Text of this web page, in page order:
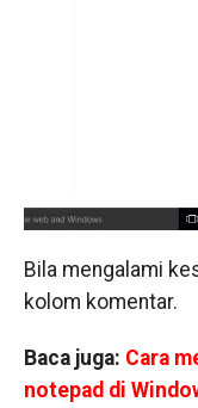
Bila mengalami
kolom komentar.
Baca juga: Cara
notepad di